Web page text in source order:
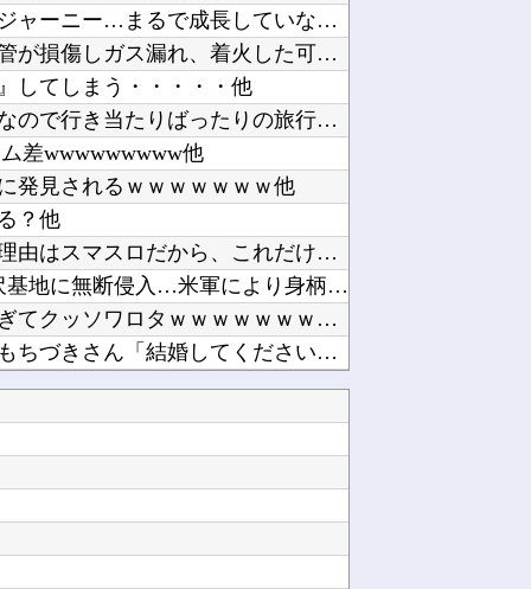
【ウマ娘】昔の水着がそのまま入るジャーニー…まるで成長していない！？他
【イオンモール熊本】福岡酸素「配管が損傷しガス漏れ、着火した可能性」高圧ガス保安法などに基...
してしまう・・・・・他
【ラブライブ！】予定立てるの苦手なので行き当たりばったりの旅行しかできません他
差wwwwwwwww他
発見されるｗｗｗｗｗｗｗ他
？他
スロッターさん「優遇冷遇はある。理由はスマスロだから、これだけで十分なんだよね」他
大進連所属の学生8人、在韓米軍平沢基地に無断侵入…米軍により身柄拘束！他
【画像】このボケて、破壊力ありすぎてクッソワロタｗｗｗｗｗｗｗｗｗ他
ヤニネコ・みぃちゃん・のあ先輩・もちづきさん「結婚してください！」←どうする？他
帰省他
近畿大学准教授、苦言「みいちゃん呼びが揶揄する言葉として使われ、当事者から具体的な苦痛が訴...
北朝鮮がロシアに弾道ミサイル40発供与、ミサイル部隊90人派遣開始…さらに80発見通し！他
討ち取られる他
【SSD】1TBで1.5万とか、買った時の倍なんだけど今だと買い増してしまいそうで怖い他
始まる♥他
「Linuxで十分じゃね…？」世界が気付き始める Linuxの市場シェアが初めて10%超え...